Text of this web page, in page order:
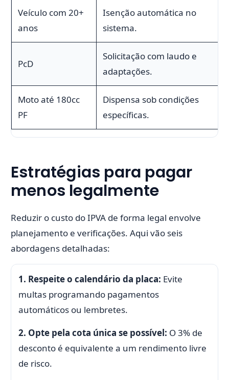
Veículo com 20+
anos
Isenção automática no
sistema.
PcD
Solicitação com laudo e
adaptações.
Moto até 180cc
PF
Dispensa sob condições
específicas.
Estratégias para pagar
menos legalmente
Reduzir o custo do IPVA de forma legal envolve
planejamento e verificações. Aqui vão seis
abordagens detalhadas:
1. Respeite o calendário da placa: Evite
multas programando pagamentos
automáticos ou lembretes.
2. Opte pela cota única se possível: O 3% de
desconto é equivalente a um rendimento livre
de risco.